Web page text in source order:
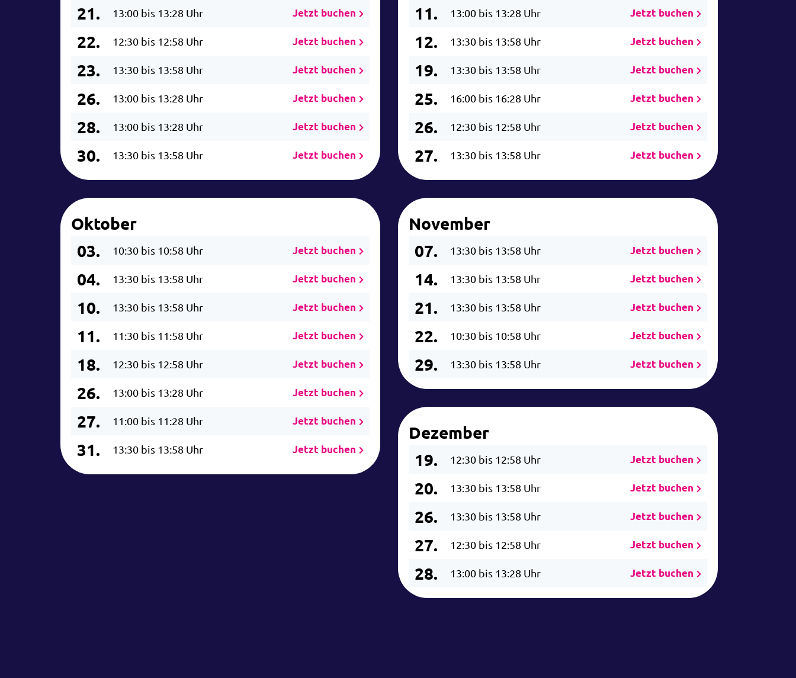
21. 13:00 bis 13:28 Uhr Jetzt buchen
22. 12:30 bis 12:58 Uhr Jetzt buchen
23. 13:30 bis 13:58 Uhr Jetzt buchen
26. 13:00 bis 13:28 Uhr Jetzt buchen
28. 13:00 bis 13:28 Uhr Jetzt buchen
30. 13:30 bis 13:58 Uhr Jetzt buchen
11. 13:00 bis 13:28 Uhr Jetzt buchen
12. 13:30 bis 13:58 Uhr Jetzt buchen
19. 13:30 bis 13:58 Uhr Jetzt buchen
25. 16:00 bis 16:28 Uhr Jetzt buchen
26. 12:30 bis 12:58 Uhr Jetzt buchen
27. 13:30 bis 13:58 Uhr Jetzt buchen
Oktober
03.
10:30 bis 10:58 Uhr Jetzt buchen
04. 13:30 bis 13:58 Uhr Jetzt buchen
10. 13:30 bis 13:58 Uhr Jetzt buchen
11. 11:30 bis 11:58 Uhr Jetzt buchen
18. 12:30 bis 12:58 Uhr Jetzt buchen
26. 13:00 bis 13:28 Uhr Jetzt buchen
27. 11:00 bis 11:28 Uhr Jetzt buchen
31. 13:30 bis 13:58 Uhr Jetzt buchen
November
07.
13:30 bis 13:58 Uhr Jetzt buchen
14. 13:30 bis 13:58 Uhr Jetzt buchen
21. 13:30 bis 13:58 Uhr Jetzt buchen
22. 10:30 bis 10:58 Uhr Jetzt buchen
29. 13:30 bis 13:58 Uhr Jetzt buchen
Dezember
19.
12:30 bis 12:58 Uhr Jetzt buchen
20. 13:30 bis 13:58 Uhr Jetzt buchen
26. 13:30 bis 13:58 Uhr Jetzt buchen
27. 12:30 bis 12:58 Uhr Jetzt buchen
28. 13:00 bis 13:28 Uhr Jetzt buchen